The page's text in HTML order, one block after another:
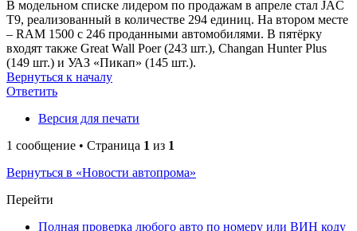
В модельном списке лидером по продажам в апреле стал JAC
T9, реализованный в количестве 294 единиц. На втором месте
– RAM 1500 с 246 проданными автомобилями. В пятёрку
входят также Great Wall Poer (243 шт.), Changan Hunter Plus
(149 шт.) и УАЗ «Пикап» (145 шт.).
Вернуться к началу
Ответить
Версия для печати
1 сообщение • Страница 1 из 1
Вернуться в «Новости автопрома»
Перейти
Полная проверка любого авто по номеру или ВИН коду